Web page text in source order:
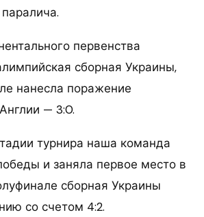
первенства
сборная Украины,
нанесла поражение
— 3:0.
турнира наша команда
и заняла первое место в
сборная Украины
со счетом 4:2.